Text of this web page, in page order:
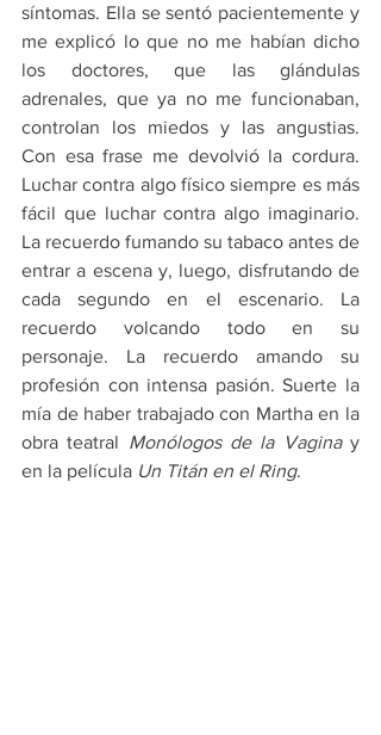
síntomas. Ella se sentó pacientemente y
me explicó lo que no me habían dicho
los doctores, que las glándulas
adrenales, que ya no me funcionaban,
controlan los miedos y las angustias.
Con esa frase me devolvió la cordura.
Luchar contra algo físico siempre es más
fácil que luchar contra algo imaginario.
La recuerdo fumando su tabaco antes de
entrar a escena y, luego, disfrutando de
cada segundo en el escenario. La
recuerdo volcando todo en su
personaje. La recuerdo amando su
profesión con intensa pasión. Suerte la
mía de haber trabajado con Martha en la
obra teatral Monólogos de la Vagina y
en la película Un Titán en el Ring.